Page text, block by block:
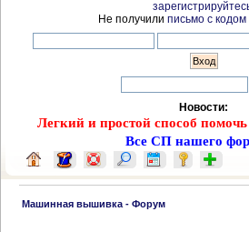
Не получили письмо с кодом
Новости:
Легкий и простой способ
Все СП нашего
Машинная вышивка - Форум